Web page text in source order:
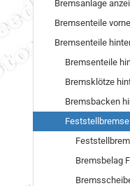
Bremsanlage
Bremsenteile vorne
Bremsenteile
Bremsenteile
Bremsklötze
Bremsbacken
Feststellbremse
Bremsbelag